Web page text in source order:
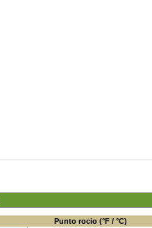
Punto rocio (°F / °C)